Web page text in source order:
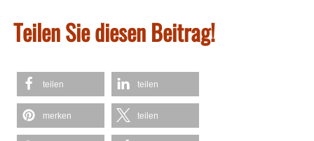
Teilen Sie diesen Beitrag!
teilen teilen
merken teilen